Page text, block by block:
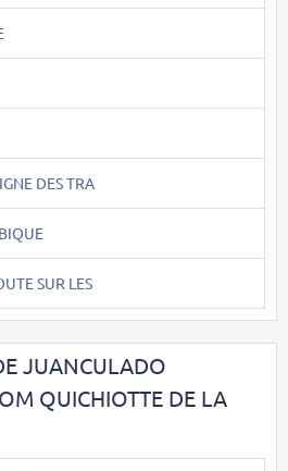
DES TRA
SUR LES
JUANCULADO
QUICHIOTTE DE LA